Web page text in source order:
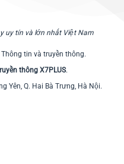
uy tín và lớn nhất Việt Nam
tin và truyền thông.
thông X7PLUS.
Yên, Q. Hai Bà Trưng, Hà Nội.